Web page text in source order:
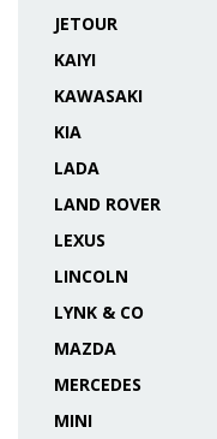
JETOUR
KAIYI
KAWASAKI
KIA
LADA
LAND ROVER
LEXUS
LINCOLN
LYNK & CO
MAZDA
MERCEDES
MINI